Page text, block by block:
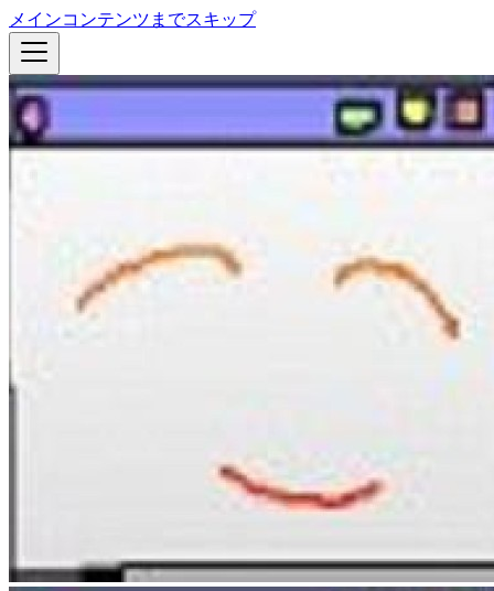
メインコンテンツまでスキップ